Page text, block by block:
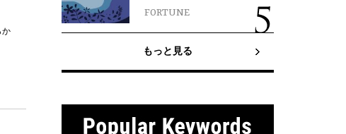
か
FORTUNE
もっと見る